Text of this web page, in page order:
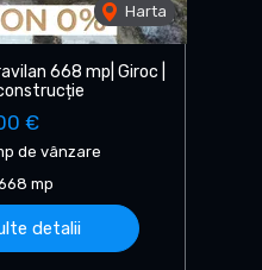
Harta
668 mp| Giroc |
€
de vânzare
mp
detalii